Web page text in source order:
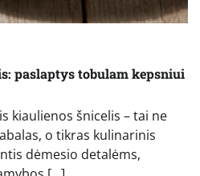
paslaptys tobulam kepsniui
kiaulienos šnicelis – tai ne
o tikras kulinarinis
dėmesio detalėms,